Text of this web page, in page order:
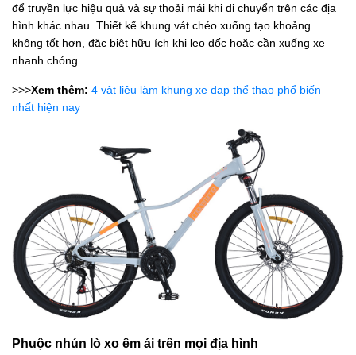
để truyền lực hiệu quả và sự thoải mái khi di chuyển trên các địa
hình khác nhau. Thiết kế khung vát chéo xuống tạo khoảng
không tốt hơn, đặc biệt hữu ích khi leo dốc hoặc cần xuống xe
nhanh chóng.
>>>Xem thêm: 4 vật liệu làm khung xe đạp thể thao phổ biến
nhất hiện nay
Phuộc nhún lò xo êm ái trên mọi địa hình